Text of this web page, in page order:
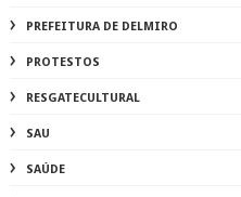
PREFEITURA DE DELMIRO
PROTESTOS
RESGATECULTURAL
SAU
SAÚDE